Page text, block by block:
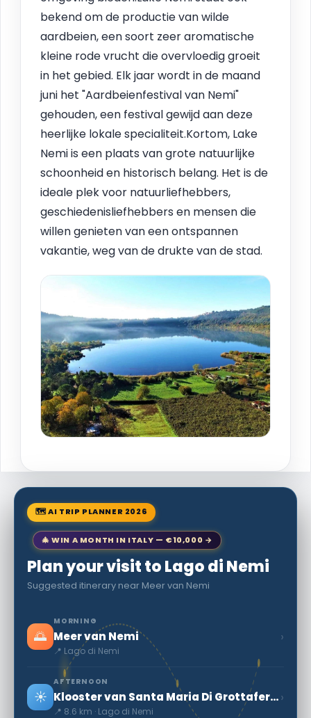
bekend om de productie van wilde
aardbeien, een soort zeer aromatische
kleine rode vrucht die overvloedig groeit
in het gebied. Elk jaar wordt in de maand
juni het "Aardbeienfestival van Nemi"
gehouden, een festival gewijd aan deze
heerlijke lokale specialiteit.Kortom, Lake
Nemi is een plaats van grote natuurlijke
schoonheid en historisch belang. Het is de
ideale plek voor natuurliefhebbers,
geschiedenisliefhebbers en mensen die
willen genieten van een ontspannen
vakantie, weg van de drukte van de stad.
🗺 AI TRIP PLANNER 2026
🎄 WIN A MONTH IN ITALY — €10,000 →
Plan your visit to Lago di Nemi
Suggested itinerary near Meer van Nemi
🌅
MORNING
Meer van Nemi
📍 Lago di Nemi
›
☀️
AFTERNOON
Klooster van Santa Maria Di Grottaferrata
📍 8.6 km · Lago di Nemi
›